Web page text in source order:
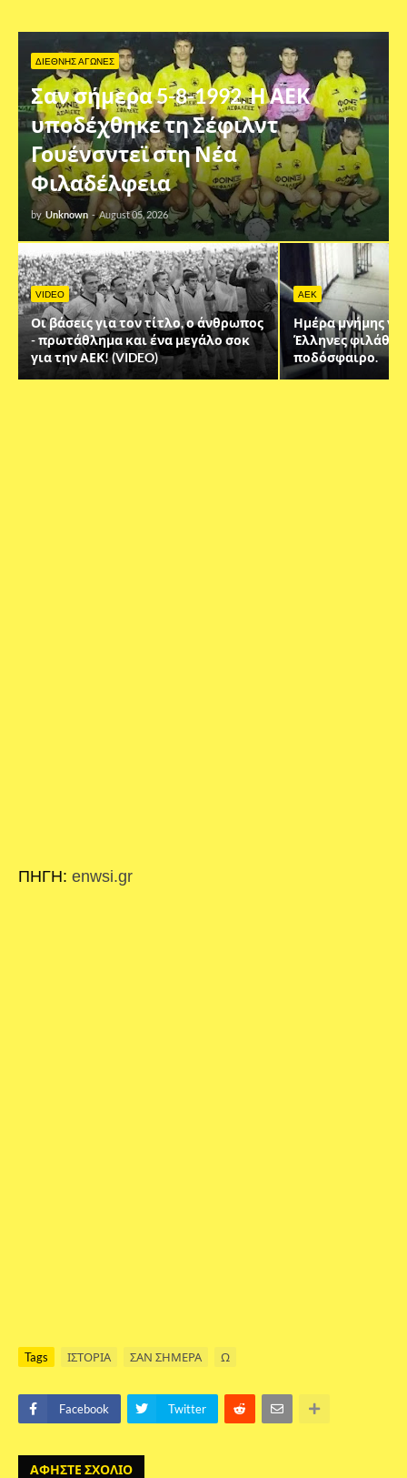
ΔΙΕΘΝΗΣ ΑΓΩΝΕΣ
Σαν σήμερα 5-8-1992. Η ΑΕΚ
υποδέχθηκε τη Σέφιλντ
Γουένσντεϊ στη Νέα
Φιλαδέλφεια
by Unknown - August 05, 2026
VIDEO
Οι βάσεις για τον τίτλο, ο άνθρωπος
- πρωτάθλημα και ένα μεγάλο σοκ
για την ΑΕΚ! (VIDEO)
AEK
Ημέρα μνήμης
Έλληνες
ποδόσφαιρο.
ΠΗΓΗ: enwsi.gr
Tags ΙΣΤΟΡΙΑ ΣΑΝ ΣΗΜΕΡΑ Ω
Facebook Twitter
ΑΦΗΣΤΕ ΣΧΟΛΙΟ